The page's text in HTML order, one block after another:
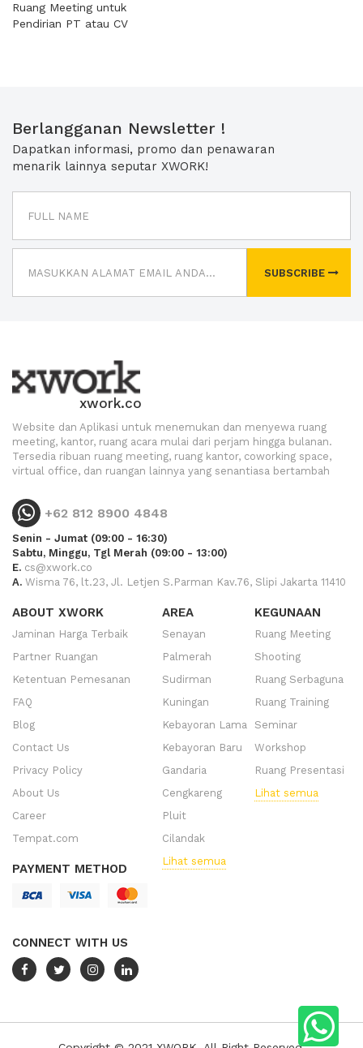
Ruang Meeting untuk
Pendirian PT atau CV
Berlangganan Newsletter !
Dapatkan informasi, promo dan penawaran
menarik lainnya seputar XWORK!
SUBSCRIBE
xwork.co
Website dan Aplikasi untuk menemukan dan menyewa ruang
meeting, kantor, ruang acara mulai dari perjam hingga bulanan.
Tersedia ribuan ruang meeting, ruang kantor, coworking space,
virtual office, dan ruangan lainnya yang senantiasa bertambah
+62 812 8900 4848
Senin - Jumat (09:00 - 16:30)
Sabtu, Minggu, Tgl Merah (09:00 - 13:00)
E. cs@xwork.co
A. Wisma 76, lt.23, Jl. Letjen S.Parman Kav.76, Slipi Jakarta 11410
ABOUT XWORK
Jaminan Harga Terbaik
Partner Ruangan
Ketentuan Pemesanan
FAQ
Blog
Contact Us
Privacy Policy
About Us
Career
Tempat.com
PAYMENT METHOD
CONNECT WITH US
AREA
Senayan
Palmerah
Sudirman
Kuningan
Kebayoran Lama
Kebayoran Baru
Gandaria
Cengkareng
Pluit
Cilandak
Lihat semua
KEGUNAAN
Ruang Meeting
Shooting
Ruang Serbaguna
Ruang Training
Seminar
Workshop
Ruang Presentasi
Lihat semua